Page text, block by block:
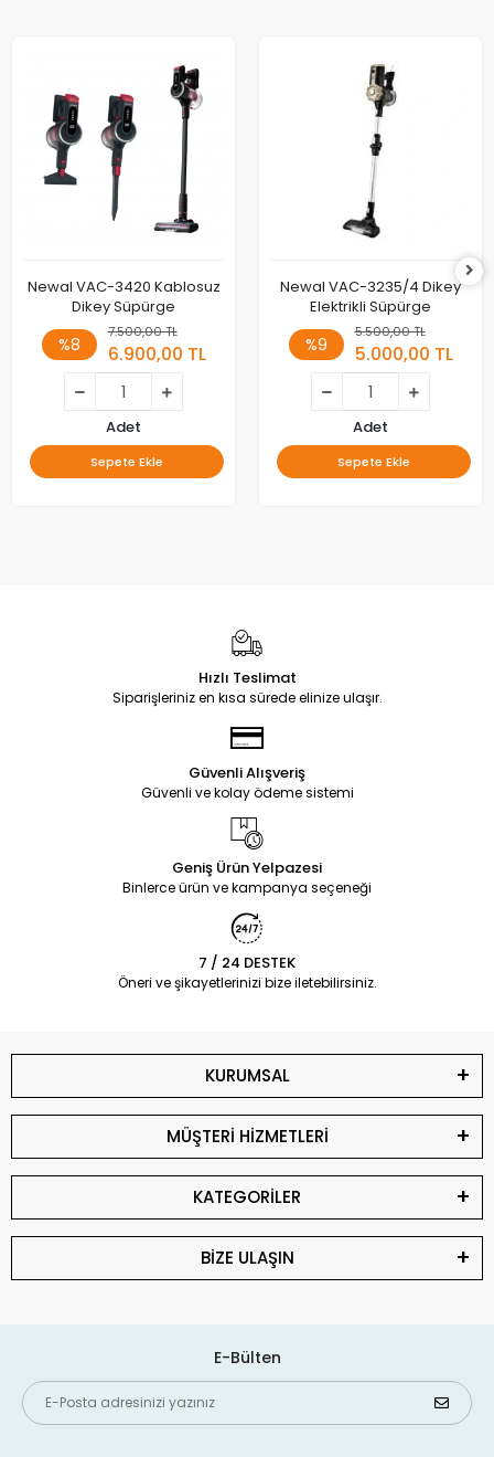
Newal VAC-3420 Kablosuz
Dikey Süpürge
%8
7.500,00 TL
6.900,00 TL
Adet
Sepete Ekle
Newal VAC-3235/4 Dikey
Elektrikli Süpürge
%9
5.500,00 TL
5.000,00 TL
Adet
Sepete Ekle
Hızlı Teslimat
Siparişleriniz en kısa sürede elinize ulaşır.
Güvenli Alışveriş
Güvenli ve kolay ödeme sistemi
Geniş Ürün Yelpazesi
Binlerce ürün ve kampanya seçeneği
7 / 24 DESTEK
Öneri ve şikayetlerinizi bize iletebilirsiniz.
KURUMSAL
MÜŞTERİ HİZMETLERİ
KATEGORİLER
BİZE ULAŞIN
E-Bülten